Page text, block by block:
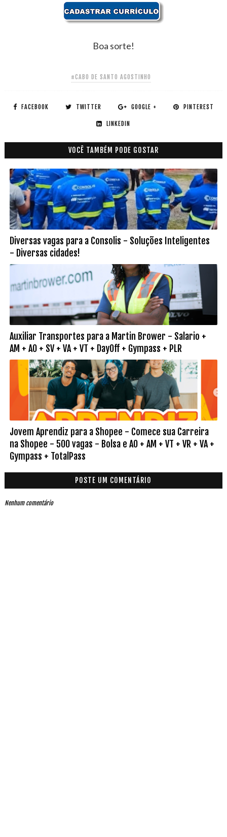
Boa sorte!
#CABO DE SANTO AGOSTINHO
FACEBOOK TWITTER GOOGLE + PINTEREST
LINKEDIN
VOCÊ TAMBÉM PODE GOSTAR
Diversas vagas para a Consolis - Soluções Inteligentes
- Diversas cidades!
Auxiliar Transportes para a Martin Brower - Salario +
AM + AO + SV + VA + VT + DayOff + Gympass + PLR
Jovem Aprendiz para a Shopee - Comece sua Carreira
na Shopee - 500 vagas - Bolsa e AO + AM + VT + VR + VA +
Gympass + TotalPass
POSTE UM COMENTÁRIO
Nenhum comentário